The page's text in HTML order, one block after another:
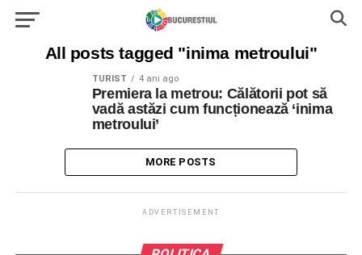
All posts tagged "inima metroului"
TURIST 4 ani ago
Premiera la metrou: Călătorii pot să
vadă astăzi cum funcționează ‘inima
metroului’
MORE POSTS
ADVERTISEMENT